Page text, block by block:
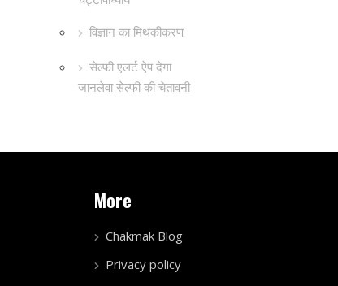
विज्ञान का मिथकीकरण
सेल्फी एलर्ट ऐप देगा
जानलेवा सेल्फी की चेतावनी
More
Chakmak Blog
Privacy policy